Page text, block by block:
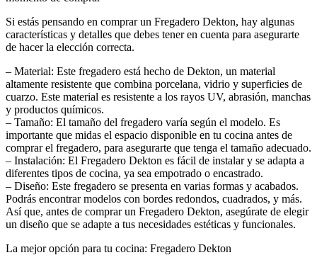
Si estás pensando en comprar un Fregadero Dekton, hay algunas
características y detalles que debes tener en cuenta para asegurarte
de hacer la elección correcta.
– Material: Este fregadero está hecho de Dekton, un material
altamente resistente que combina porcelana, vidrio y superficies de
cuarzo. Este material es resistente a los rayos UV, abrasión, manchas
y productos químicos.
– Tamaño: El tamaño del fregadero varía según el modelo. Es
importante que midas el espacio disponible en tu cocina antes de
comprar el fregadero, para asegurarte que tenga el tamaño adecuado.
– Instalación: El Fregadero Dekton es fácil de instalar y se adapta a
diferentes tipos de cocina, ya sea empotrado o encastrado.
– Diseño: Este fregadero se presenta en varias formas y acabados.
Podrás encontrar modelos con bordes redondos, cuadrados, y más.
Así que, antes de comprar un Fregadero Dekton, asegúrate de elegir
un diseño que se adapte a tus necesidades estéticas y funcionales.
La mejor opción para tu cocina: Fregadero Dekton